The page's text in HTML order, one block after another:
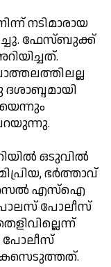
നടിമാരായ
ഫേസ്ബുക്ക്
ഒടുവില്‍
ഭര്‍ത്താവ്
സെല്‍ എസ്‌ഐ
പോലീസ്
പോലീസ്